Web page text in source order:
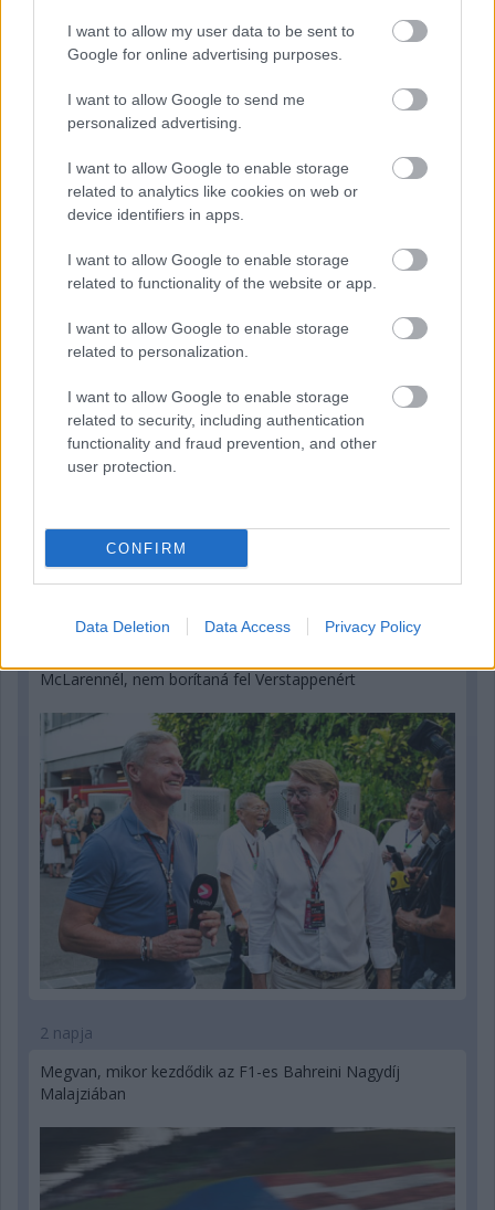
I want to allow my user data to be sent to
Google for online advertising purposes.
I want to allow Google to send me
personalized advertising.
I want to allow Google to enable storage
related to analytics like cookies on web or
device identifiers in apps.
I want to allow Google to enable storage
related to functionality of the website or app.
I want to allow Google to enable storage
related to personalization.
I want to allow Google to enable storage
related to security, including authentication
functionality and fraud prevention, and other
user protection.
CONFIRM
Data Deletion Data Access Privacy Policy
1 napja
Russellen
2 napja
McLarennél, nem borítaná fel Verstappenért
2 napja
Megvan, mikor kezdődik az F1-es Bahreini Nagydíj
Malajziában